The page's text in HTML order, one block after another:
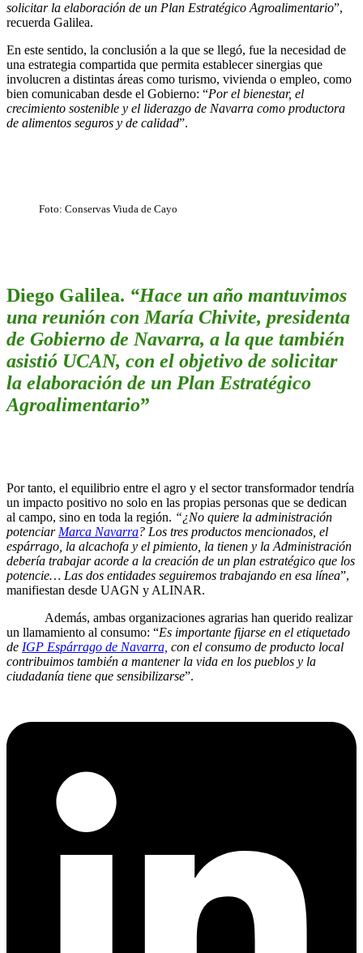
solicitar la elaboración de un Plan Estratégico Agroalimentario”,
recuerda Galilea.
En este sentido, la conclusión a la que se llegó, fue la necesidad de
una estrategia compartida que permita establecer sinergias que
involucren a distintas áreas como turismo, vivienda o empleo, como
bien comunicaban desde el Gobierno: “Por el bienestar, el
crecimiento sostenible y el liderazgo de Navarra como productora
de alimentos seguros y de calidad”.
Foto: Conservas Viuda de Cayo
Diego Galilea. “Hace un año mantuvimos
una reunión con María Chivite, presidenta
de Gobierno de Navarra, a la que también
asistió UCAN, con el objetivo de solicitar
la elaboración de un Plan Estratégico
Agroalimentario”
Por tanto, el equilibrio entre el agro y el sector transformador tendría
un impacto positivo no solo en las propias personas que se dedican
al campo, sino en toda la región. “¿No quiere la administración
potenciar Marca Navarra? Los tres productos mencionados, el
espárrago, la alcachofa y el pimiento, la tienen y la Administración
debería trabajar acorde a la creación de un plan estratégico que los
potencie… Las dos entidades seguiremos trabajando en esa línea”,
manifiestan desde UAGN y ALINAR.
Además, ambas organizaciones agrarias han querido realizar
un llamamiento al consumo: “Es importante fijarse en el etiquetado
de IGP Espárrago de Navarra, con el consumo de producto local
contribuimos también a mantener la vida en los pueblos y la
ciudadanía tiene que sensibilizarse”.